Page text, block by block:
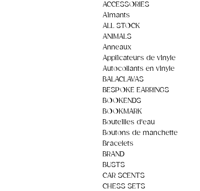
ACCESSORIES
Aimants
ALL STOCK
ANIMALS
Anneaux
Applicateurs de vinyle
Autocollants en vinyle
BALACLAVAS
BESPOKE EARRINGS
BOOKENDS
BOOKMARK
Bouteilles d'eau
Boutons de manchette
Bracelets
BRAND
BUSTS
CAR SCENTS
CHESS SETS